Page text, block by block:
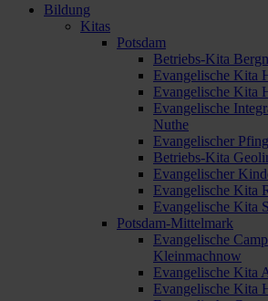
Bildung
Kitas
Potsdam
Betriebs-Kita
Evangelische Kita
Evangelische Kita
Evangelische
Nuthe
Evangelischer
Betriebs-Kita
Evangelischer
Evangelische Kita
Evangelische Kita
Potsdam-Mittelmark
Evangelische
Kleinmachnow
Evangelische Kita
Evangelische Kita